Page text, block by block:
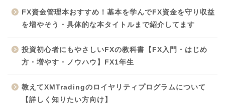
FX資金管理本おすすめ！基本を学んでFX資金を守り収益
を増やそう・具体的な本タイトルまで紹介してます
投資初心者にもやさしいFXの教科書【FX入門・はじめ
方・増やす・ノウハウ】FX1年生
教えてXMTradingのロイヤリティプログラムについて
【詳しく知りたい方向け】